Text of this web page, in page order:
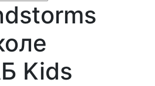
Kids